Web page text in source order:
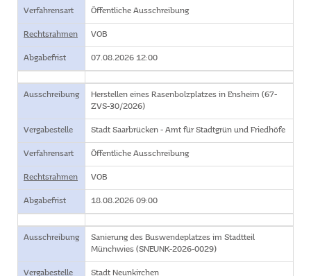
Verfahrensart Öffentliche Ausschreibung
Rechtsrahmen VOB
Abgabefrist 07.08.2026 12:00
Ausschreibung
Herstellen eines Rasenbolzplatzes in Ensheim (67-
ZVS-30/2026)
Vergabestelle Stadt Saarbrücken - Amt für Stadtgrün und Friedhöfe
Verfahrensart Öffentliche Ausschreibung
Rechtsrahmen VOB
Abgabefrist 18.08.2026 09:00
Ausschreibung
Sanierung des Buswendeplatzes im Stadtteil
Münchwies (SNEUNK-2026-0029)
Vergabestelle Stadt Neunkirchen